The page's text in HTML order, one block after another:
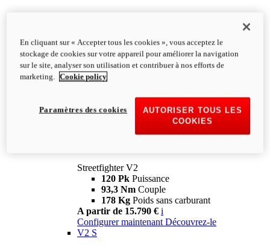
Streetfighter V2
120 Pk Puissance
93,3 Nm Couple
178 Kg Poids sans carburant
A partir de 15.790 € i
Configurer maintenant Découvrez-le
V2 S
En cliquant sur « Accepter tous les cookies », vous acceptez le
stockage de cookies sur votre appareil pour améliorer la navigation
sur le site, analyser son utilisation et contribuer à nos efforts de
marketing.
Cookie policy
AUTORISER TOUS LES
COOKIES
Paramètres des cookies